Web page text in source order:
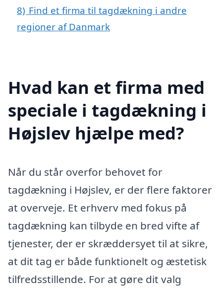
8) Find et firma til tagdækning i andre
regioner af Danmark
Hvad kan et firma med
speciale i tagdækning i
Højslev hjælpe med?
Når du står overfor behovet for
tagdækning i Højslev, er der flere faktorer
at overveje. Et erhverv med fokus på
tagdækning kan tilbyde en bred vifte af
tjenester, der er skræddersyet til at sikre,
at dit tag er både funktionelt og æstetisk
tilfredsstillende. For at gøre dit valg